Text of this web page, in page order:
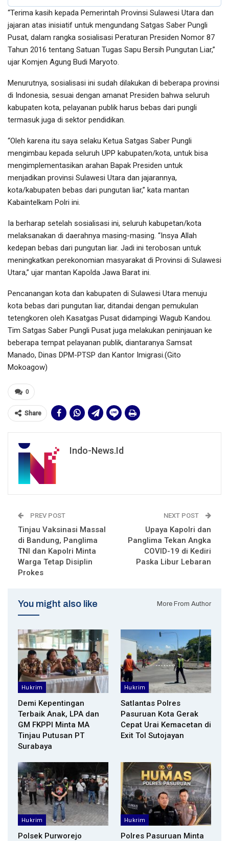
“Terima kasih kepada Pemerintah Provinsi Sulawesi Utara dan
jajaran atas inisiatif untuk mengundang Satgas Saber Pungli
Pusat, dalam rangka sosialisasi Peraturan Presiden Nomor 87
Tahun 2016 tentang Satuan Tugas Sapu Bersih Pungutan Liar,”
ujar Komjen Agung Budi Maryoto.
Menurutnya, sosialisasi ini sudah dilakukan di beberapa provinsi
di Indonesia, sesuai dengan amanat Presiden bahwa seluruh
kabupaten kota, pelayanan publik harus bebas dari pungli
termasuk juga di sektor pendidikan.
“Oleh karena itu saya selaku Ketua Satgas Saber Pungli
mengimbau kepada seluruh UPP kabupaten/kota, untuk bisa
mengimplementasikan arahan Bapak Presiden untuk
menjadikan provinsi Sulawesi Utara dan jajarannya,
kota/kabupaten bebas dari pungutan liar,” kata mantan
Kabaintelkam Polri ini.
Ia berharap setelah sosialisasi ini, seluruh kabupetan/kota
melaksanakan di daerahnya masing-masing. “Insya Allah
kedepan bebas dari pungutan liar. Jadi ini terobosan untuk
meningkatkan perekonomian masyarakat di Provinsi di Sulawesi
Utara,” ujar mantan Kapolda Jawa Barat ini.
Pencanangan kota dan kabupaten di Sulawesi Utara menuju
kota bebas dari pungutan liar, ditandai dengan pemukulan
tetengkoren oleh Kasatgas Pusat didampingi Wagub Kandou.
Tim Satgas Saber Pungli Pusat juga melakukan peninjauan ke
beberapa tempat pelayanan publik, diantaranya Samsat
Manado, Dinas DPM-PTSP dan Kantor Imigrasi.(Gito
Mokoagow)
0
Share
Indo-News.id
PREV POST
Tinjau Vaksinasi Massal
di Bandung, Panglima
TNI dan Kapolri Minta
Warga Tetap Disiplin
Prokes
NEXT POST
Upaya Kapolri dan
Panglima Tekan Angka
COVID-19 di Kediri
Paska Libur Lebaran
You might also like More From Author
Hukrim
Demi Kepentingan
Terbaik Anak, LPA dan
GM FKPPI Minta MA
Tinjau Putusan PT
Surabaya
Hukrim
Satlantas Polres
Pasuruan Kota Gerak
Cepat Urai Kemacetan di
Exit Tol Sutojayan
Hukrim
Polsek Purworejo
Hukrim
Polres Pasuruan Minta